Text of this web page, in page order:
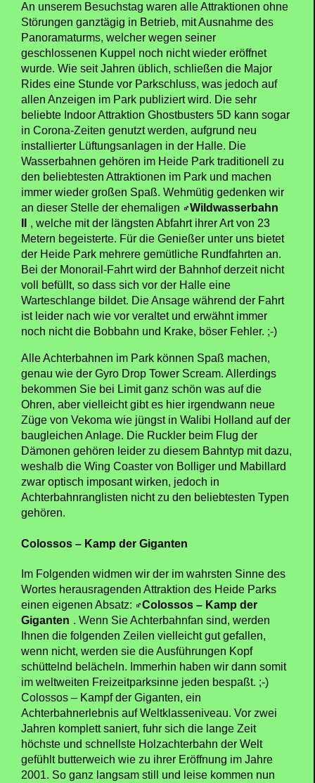
An unserem Besuchstag waren alle Attraktionen ohne
Störungen ganztägig in Betrieb, mit Ausnahme des
Panoramaturms, welcher wegen seiner
geschlossenen Kuppel noch nicht wieder eröffnet
wurde. Wie seit Jahren üblich, schließen die Major
Rides eine Stunde vor Parkschluss, was jedoch auf
allen Anzeigen im Park publiziert wird. Die sehr
beliebte Indoor Attraktion Ghostbusters 5D kann sogar
in Corona-Zeiten genutzt werden, aufgrund neu
installierter Lüftungsanlagen in der Halle. Die
Wasserbahnen gehören im Heide Park traditionell zu
den beliebtesten Attraktionen im Park und machen
immer wieder großen Spaß. Wehmütig gedenken wir
an dieser Stelle der ehemaligen
Wildwasserbahn
, welche mit der längsten Abfahrt ihrer Art von 23
Metern begeisterte. Für die Genießer unter uns bietet
der Heide Park mehrere gemütliche Rundfahrten an.
Bei der Monorail-Fahrt wird der Bahnhof derzeit nicht
voll befüllt, so dass sich vor der Halle eine
Warteschlange bildet. Die Ansage während der Fahrt
ist leider nach wie vor veraltet und erwähnt immer
noch nicht die Bobbahn und Krake, böser Fehler. ;-)
Alle Achterbahnen im Park können Spaß machen,
genau wie der Gyro Drop Tower Scream. Allerdings
bekommen Sie bei Limit ganz schön was auf die
Ohren, aber vielleicht gibt es hier irgendwann neue
Züge von Vekoma wie jüngst in Walibi Holland auf der
baugleichen Anlage. Die Ruckler beim Flug der
Dämonen gehören leider zu diesem Bahntyp mit dazu,
weshalb die Wing Coaster von Bolliger und Mabillard
zwar optisch imposant wirken, jedoch in
Achterbahnranglisten nicht zu den beliebtesten Typen
gehören.
Colossos – Kamp der Giganten
Im Folgenden widmen wir der im wahrsten Sinne des
Wortes herausragenden Attraktion des Heide Parks
einen eigenen Absatz:
Colossos – Kamp der
Giganten . Wenn Sie Achterbahnfan sind, werden
Ihnen die folgenden Zeilen vielleicht gut gefallen,
wenn nicht, werden sie die Ausführungen Kopf
schüttelnd belächeln. Immerhin haben wir dann somit
im weltweiten Freizeitparksinne jeden bespaßt. ;-)
Colossos – Kampf der Giganten, ein
Achterbahnerlebnis auf Weltklasseniveau. Vor zwei
Jahren komplett saniert, fuhr sich die lange Zeit
höchste und schnellste Holzachterbahn der Welt
gefühlt butterweich wie zu ihrer Eröffnung im Jahre
2001. So ganz langsam still und leise kommen nun